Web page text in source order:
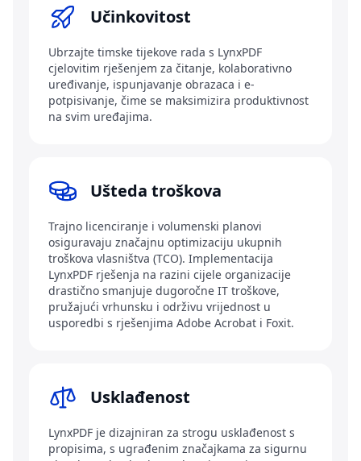
Učinkovitost
Ubrzajte timske tijekove rada s LynxPDF
cjelovitim rješenjem za čitanje, kolaborativno
uređivanje, ispunjavanje obrazaca i e-
potpisivanje, čime se maksimizira produktivnost
na svim uređajima.
Ušteda troškova
Trajno licenciranje i volumenski planovi
osiguravaju značajnu optimizaciju ukupnih
troškova vlasništva (TCO). Implementacija
LynxPDF rješenja na razini cijele organizacije
drastično smanjuje dugoročne IT troškove,
pružajući vrhunsku i održivu vrijednost u
usporedbi s rješenjima Adobe Acrobat i Foxit.
Usklađenost
LynxPDF je dizajniran za strogu usklađenost s
propisima, s ugrađenim značajkama za sigurnu